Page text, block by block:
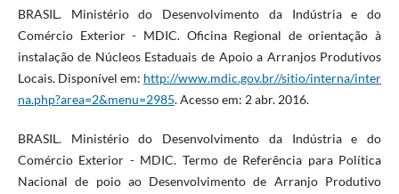
BRASIL. Ministério do Desenvolvimento da Indústria e do
Comércio Exterior - MDIC. Oficina Regional de orientação à
instalação de Núcleos Estaduais de Apoio a Arranjos Produtivos
Locais. Disponível em: http://www.mdic.gov.br//sitio/interna/inter
na.php?area=2&menu=2985. Acesso em: 2 abr. 2016.
BRASIL. Ministério do Desenvolvimento da Indústria e do
Comércio Exterior - MDIC. Termo de Referência para Política
Nacional de poio ao Desenvolvimento de Arranjo Produtivo